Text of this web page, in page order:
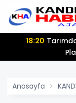
Anasayfa